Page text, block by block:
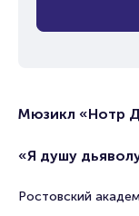
Мюзикл «Нотр
«Я душу
Ростовский